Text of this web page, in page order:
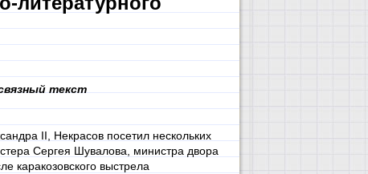
текст
II, Некрасов посетил нескольких
Сергея Шувалова, министра двора
каракозовского выстрела